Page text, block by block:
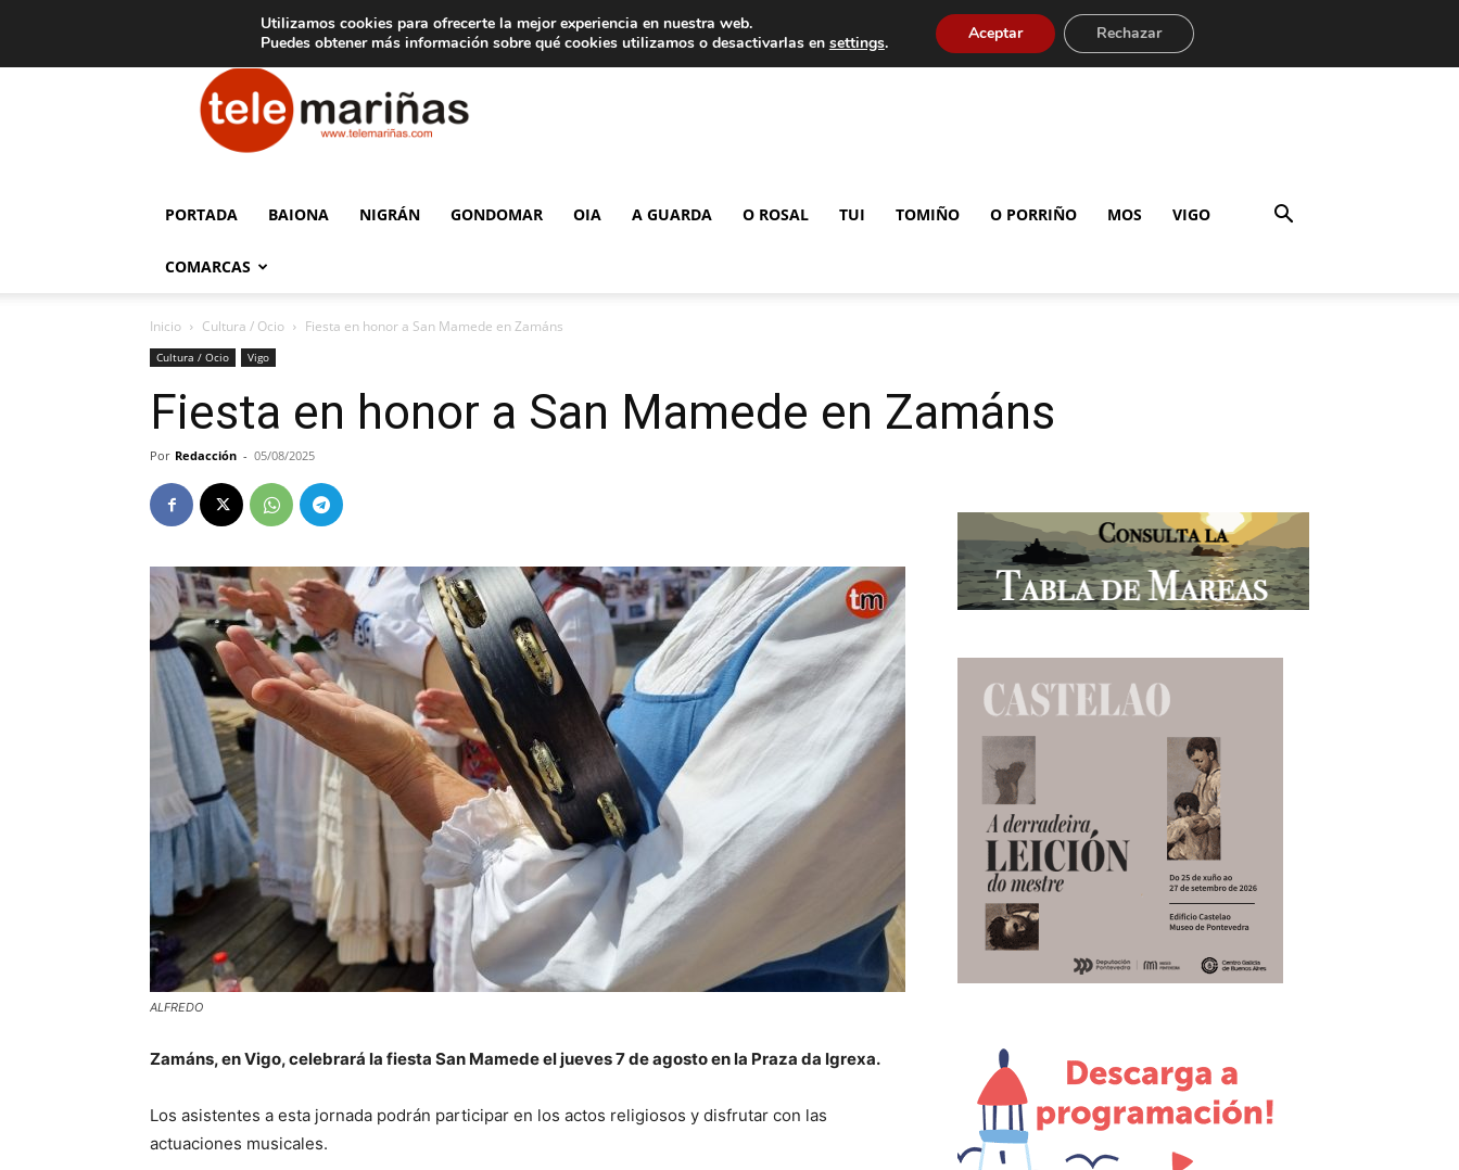
Aviso legal Tarifas de publicidad
Telemariñas
PORTADA BAIONA NIGRÁN GONDOMAR OIA A GUARDA O ROSAL TUI TOMIÑO O PORRIÑO MOS VIGO
COMARCAS
Inicio Cultura / Ocio Fiesta en honor a San Mamede en Zamáns
Cultura / Ocio Vigo
Fiesta en honor a San Mamede en Zamáns
Por Redacción - 05/08/2025
ALFREDO
Zamáns, en Vigo, celebrará la fiesta San Mamede el jueves 7 de agosto en la Praza da Igrexa.
Los asistentes a esta jornada podrán participar en los actos religiosos y disfrutar con las
actuaciones musicales.
Utilizamos cookies para ofrecerte la mejor experiencia en nuestra web.
Puedes obtener más información sobre qué cookies utilizamos o desactivarlas en settings. Aceptar Rechazar